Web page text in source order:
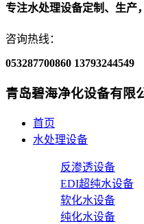
专注水处理设备定制、生产
咨询热线：
053287700860 13793244549
青岛碧海净化设备有限
首页
水处理设备
反渗透设备
EDI超纯水设备
软化水设备
纯化水设备